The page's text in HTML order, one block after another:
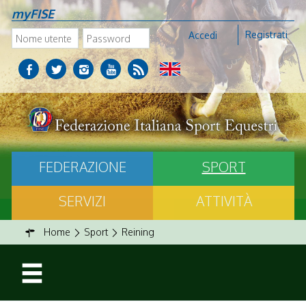
myFISE
Accedi Registrati
FEDERAZIONE
SPORT
SERVIZI
ATTIVITÀ
Home Sport Reining